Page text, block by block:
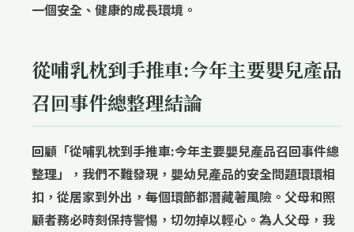
一個安全、健康的成長環境。
從哺乳枕到手推車:今年主要嬰兒產品
召回事件總整理結論
回顧「從哺乳枕到手推車:今年主要嬰兒產品召回事件總
整理」，我們不難發現，嬰幼兒產品的安全問題環環相
扣，從居家到外出，每個環節都潛藏著風險。父母和照
顧者務必時刻保持警惕，切勿掉以輕心。為人父母，我